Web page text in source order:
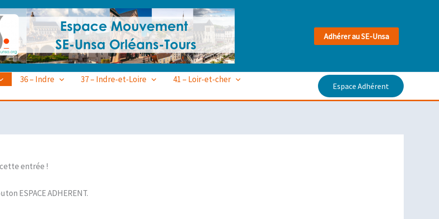
Adhérer au SE-Unsa
36 – Indre 37 – Indre-et-Loire
41 – Loir-et-cher
Espace Adhérent
entrée !
ESPACE ADHERENT.